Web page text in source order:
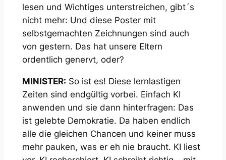
lesen und Wichtiges unterstreichen, gibt´s
nicht mehr: Und diese Poster mit
selbstgemachten Zeichnungen sind auch
von gestern. Das hat unsere Eltern
ordentlich genervt, oder?
MINISTER: So ist es! Diese lernlastigen
Zeiten sind endgültig vorbei. Einfach KI
anwenden und sie dann hinterfragen: Das
ist gelebte Demokratie. Da haben endlich
alle die gleichen Chancen und keiner muss
mehr pauken, was er eh nie braucht. KI liest